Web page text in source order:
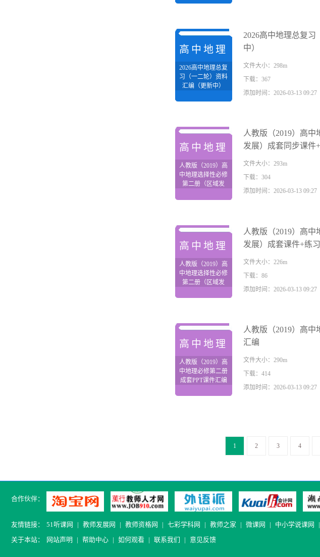
高中地理
2026高中地理总复
习（一二轮）资料
汇编（更新中）
2026高中地理总复
中）
文件大小：298m
下载：367
添加时间：2026-03-13 09:27
高中地理
人教版（2019）高
中地理选择性必修
第二册（区域发
+教案+练习汇编
人教版（2019）高
发展）成套同步课件
文件大小：293m
下载：304
添加时间：2026-03-13 09:27
高中地理
人教版（2019）高
中地理选择性必修
第二册（区域发
习汇编
人教版（2019）高
发展）成套课件+练
文件大小：226m
下载：86
添加时间：2026-03-13 09:27
高中地理
人教版（2019）高
中地理必修第二册
成套PPT课件汇编
人教版（2019）高中
汇编
文件大小：290m
下载：414
添加时间：2026-03-13 09:27
1 2 3 4
合作伙伴：
友情链接： 51听课网 | 教师发展网 | 教师资格网 | 七彩学科网 | 教师之家 | 微课网 | 中小学说课网 |
关于本站：
网站声明 | 帮助中心 | 如何观看 | 联系我们 | 意见反馈